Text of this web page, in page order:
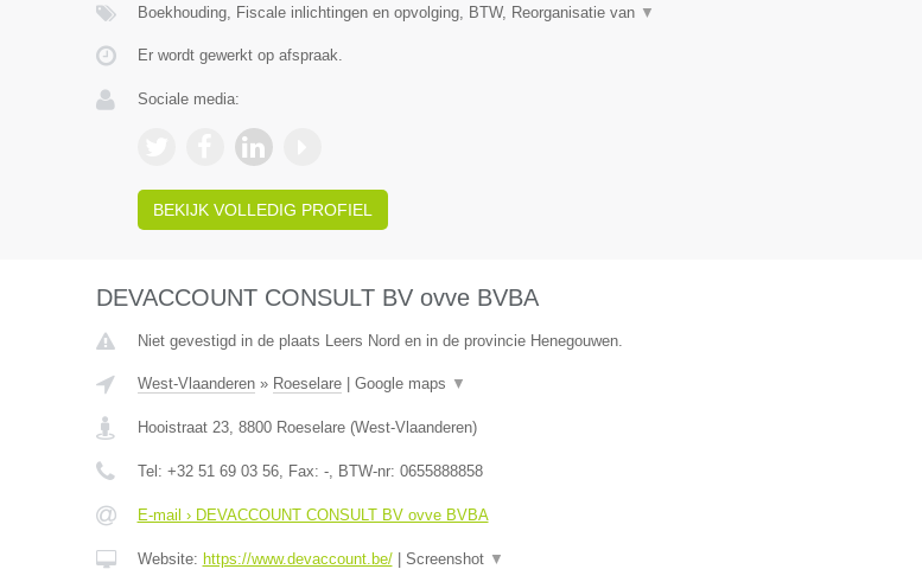
Boekhouding, Fiscale inlichtingen en opvolging, BTW, Reorganisatie van ▼
Er wordt gewerkt op afspraak.
Sociale media:
BEKIJK VOLLEDIG PROFIEL
DEVACCOUNT CONSULT BV ovve BVBA
Niet gevestigd in de plaats Leers Nord en in de provincie Henegouwen.
West-Vlaanderen» Roeselare| Google maps ▼
Hooistraat 23, 8800 Roeselare(West-Vlaanderen)
Tel: +32 51 69 03 56, Fax: -, BTW-nr: 0655888858
E-mail › DEVACCOUNT CONSULT BV ovve BVBA
Website: https://www.devaccount.be/| Screenshot ▼